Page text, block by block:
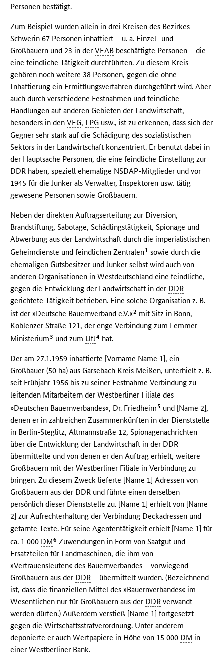
Personen bestätigt.
Zum Beispiel wurden allein in drei Kreisen des Bezirkes
Schwerin 67 Personen inhaftiert – u. a. Einzel- und
Großbauern und 23 in derVEAB beschäftigte Personen – die
eine feindliche Tätigkeit durchführten. Zu diesem Kreis
gehören noch weitere 38 Personen, gegen die ohne
Inhaftierung ein Ermittlungsverfahren durchgeführt wird. Aber
auch durch verschiedene Festnahmen und feindliche
Handlungen auf anderen Gebieten der Landwirtschaft,
besonders in denVEG, LPG usw., ist zu erkennen, dass sich der
Gegner sehr stark auf die Schädigung des sozialistischen
Sektors in der Landwirtschaft konzentriert. Er benutzt dabei in
der Hauptsache Personen, die eine feindliche Einstellung zur
DDR haben, speziell ehemalige NSDAP-Mitglieder und vor
1945 für die Junker als Verwalter, Inspektoren usw. tätig
gewesene Personen sowie Großbauern.
Neben der direkten Auftragserteilung zur Diversion,
Brandstiftung, Sabotage, Schädlingstätigkeit, Spionage und
Abwerbung aus der Landwirtschaft durch die imperialistischen
Geheimdienste und feindlichen Zentralen1 sowie durch die
ehemaligen Gutsbesitzer und Junker selbst wird auch von
anderen Organisationen in Westdeutschland eine feindliche,
gegen die Entwicklung der Landwirtschaft in der DDR
gerichtete Tätigkeit betrieben. Eine solche Organisation z. B.
ist der »Deutsche Bauernverband e.V.«2 mit Sitz in Bonn,
Koblenzer Straße 121, der enge Verbindung zum Lemmer-
Ministerium3 und zum UfJ4 hat.
Der am 27.1.1959 inhaftierte [Vorname Name 1], ein
Großbauer (50 ha) aus Garsebach Kreis Meißen, unterhielt z. B.
seit Frühjahr 1956 bis zu seiner Festnahme Verbindung zu
leitenden Mitarbeitern der Westberliner Filiale des
»Deutschen Bauernverbandes«, Dr. Friedheim 5 und [Name 2],
denen er in zahlreichen Zusammenkünften in der Dienststelle
in Berlin-Steglitz, Altmannstraße 12, Spionagenachrichten
über die Entwicklung der Landwirtschaft in der DDR
übermittelte und von denen er den Auftrag erhielt, weitere
Großbauern mit der Westberliner Filiale in Verbindung zu
bringen. Zu diesem Zweck lieferte [Name 1] Adressen von
Großbauern aus der DDR und führte einen derselben
persönlich dieser Dienststelle zu. [Name 1] erhielt von [Name
2] zur Aufrechterhaltung der Verbindung Deckadressen und
getarnte Texte. Für seine Agententätigkeit erhielt [Name 1] für
ca. 1 000 DM6 Zuwendungen in Form von Saatgut und
Ersatzteilen für Landmaschinen, die ihm von
»Vertrauensleuten« des Bauernverbandes – vorwiegend
Großbauern aus der DDR – übermittelt wurden. (Bezeichnend
ist, dass die finanziellen Mittel des »Bauernverbandes« im
Wesentlichen nur für Großbauern aus der DDR verwandt
werden dürfen.) Außerdem verstieß [Name 1] fortgesetzt
gegen die Wirtschaftsstrafverordnung. Unter anderem
deponierte er auch Wertpapiere in Höhe von 15 000 DM in
einer Westberliner Bank.